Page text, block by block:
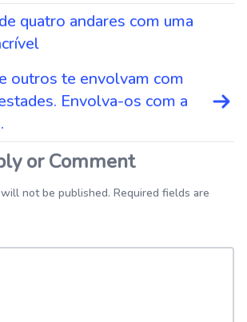
quatro andares com uma
outros te envolvam com
Envolva-os com a
or Comment
not be published. Required fields are